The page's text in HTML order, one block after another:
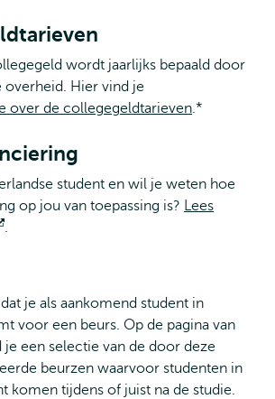
wordt jaarlijks bepaald door
overheid. Hier vind je
over de collegegeldtarieven.*
student en wil je weten hoe
op jou van toepassing is? Lees
Opent
.
je als aankomend student in
voor een beurs. Op de pagina van
je een selectie van de door deze
beurzen waarvoor studenten in
komen tijdens of juist na de studie.